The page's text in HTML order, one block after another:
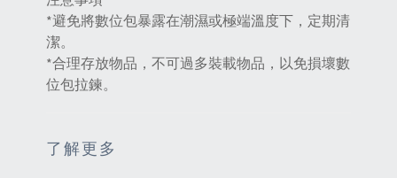
*避免將數位包暴露在潮濕或極端溫度下，定期清
潔。
*合理存放物品，不可過多裝載物品，以免損壞數
位包拉鍊。
了解更多